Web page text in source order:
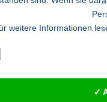
unterschiedlich, aber in
sind diese Leuchten
Leuchten.
Südwestfalen.→
weitere Informationen
✓